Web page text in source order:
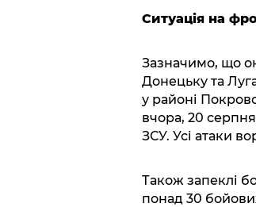
Ситуація на
Зазначимо, що
Донецьку та
у районі
вчора, 20
ЗСУ. Усі атаки
Також запеклі
понад 30